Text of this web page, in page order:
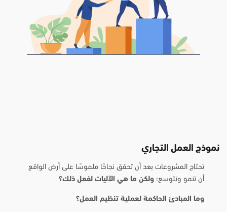
نموذج العمل التجاري
تحتاج المشروعات بعد أن تحقق نجاحًا ملموسًا على أرض الواقع
أن تنمو وتتوسع؛ ولكن ما هي الآليات لفعل ذلك؟
وما المبادئ الحاكمة لعملية تنظيم العمل؟